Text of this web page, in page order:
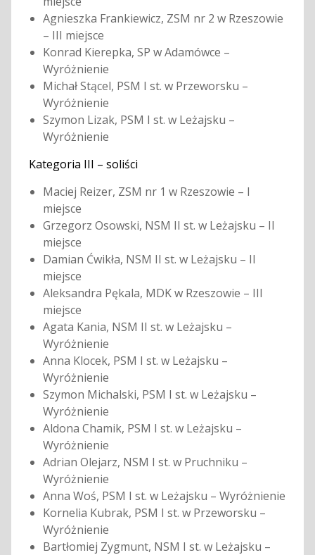
Agnieszka Frankiewicz, ZSM nr 2 w Rzeszowie
– III miejsce
Konrad Kierepka, SP w Adamówce –
Wyróżnienie
Michał Stącel, PSM I st. w Przeworsku –
Wyróżnienie
Szymon Lizak, PSM I st. w Leżajsku –
Wyróżnienie
Kategoria III – soliści
Maciej Reizer, ZSM nr 1 w Rzeszowie – I
miejsce
Grzegorz Osowski, NSM II st. w Leżajsku – II
miejsce
Damian Ćwikła, NSM II st. w Leżajsku – II
miejsce
Aleksandra Pękala, MDK w Rzeszowie – III
miejsce
Agata Kania, NSM II st. w Leżajsku –
Wyróżnienie
Anna Klocek, PSM I st. w Leżajsku –
Wyróżnienie
Szymon Michalski, PSM I st. w Leżajsku –
Wyróżnienie
Aldona Chamik, PSM I st. w Leżajsku –
Wyróżnienie
Adrian Olejarz, NSM I st. w Pruchniku –
Wyróżnienie
Anna Woś, PSM I st. w Leżajsku – Wyróżnienie
Kornelia Kubrak, PSM I st. w Przeworsku –
Wyróżnienie
Bartłomiej Zygmunt, NSM I st. w Leżajsku –